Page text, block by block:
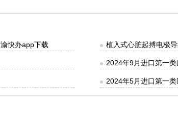
快办app下载 植入式心脏起搏电极
2024年9月进口第一
2024年5月进口第一